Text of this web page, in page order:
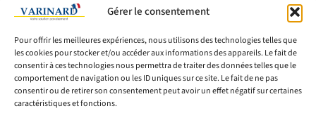
Gérer le consentement
Pour offrir les meilleures expériences, nous utilisons des technologies telles que
les cookies pour stocker et/ou accéder aux informations des appareils. Le fait de
consentir à ces technologies nous permettra de traiter des données telles que le
comportement de navigation ou les ID uniques sur ce site. Le fait de ne pas
consentir ou de retirer son consentement peut avoir un effet négatif sur certaines
caractéristiques et fonctions.
© Varinard 2026